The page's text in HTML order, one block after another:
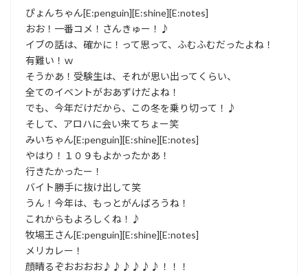
ぴょんちゃん[E:penguin][E:shine][E:notes]
おお！一番コメ！さんきゅー！♪
イブの話は、確かに！って思って、ふむふむだったよね！
有難い！ｗ
そうかあ！受験生は、それが思い出ってくらい、
全てのイベントがおあずけだよね！
でも、今年だけだから、この冬を乗り切って！♪
そして、アロハに会い来てちょー笑
みいちゃん[E:penguin][E:shine][E:notes]
やはり！１０９もよかったかあ！
行きたかったー！
バイト勝手に抜け出して笑
うん！今年は、もっとがんばろうね！
これからもよろしくね！♪
牧場王さん[E:penguin][E:shine][E:notes]
メリカレー！
顔晴るぞおおおお♪♪♪♪♪♪！！！